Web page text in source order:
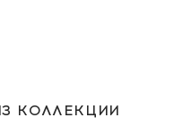
КОЛЛЕКЦИИ